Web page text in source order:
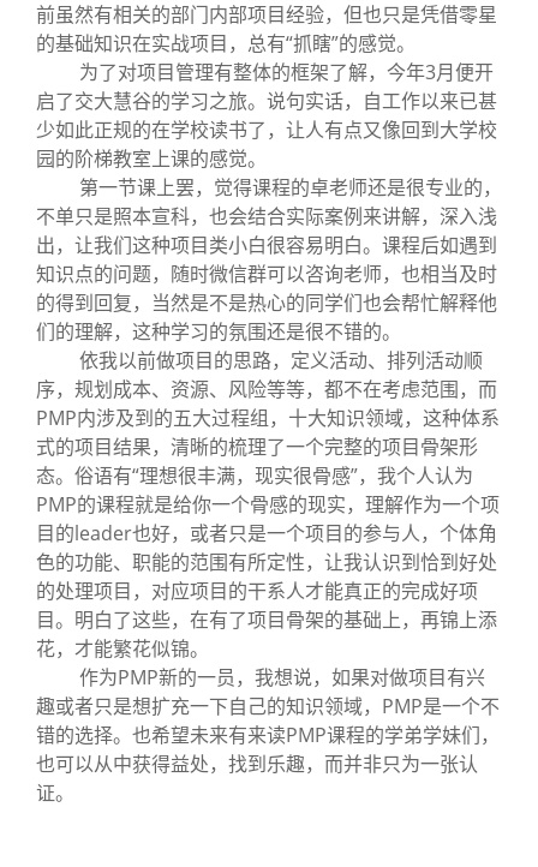
前虽然有相关的部门内部项目经验，但也只是凭借零星
的基础知识在实战项目，总有“抓瞎”的感觉。
为了对项目管理有整体的框架了解，今年3月便开
启了交大慧谷的学习之旅。说句实话，自工作以来已甚
少如此正规的在学校读书了，让人有点又像回到大学校
园的阶梯教室上课的感觉。
第一节课上罢，觉得课程的卓老师还是很专业的，
不单只是照本宣科，也会结合实际案例来讲解，深入浅
出，让我们这种项目类小白很容易明白。课程后如遇到
知识点的问题，随时微信群可以咨询老师，也相当及时
的得到回复，当然是不是热心的同学们也会帮忙解释他
们的理解，这种学习的氛围还是很不错的。
依我以前做项目的思路，定义活动、排列活动顺
序，规划成本、资源、风险等等，都不在考虑范围，而
PMP内涉及到的五大过程组，十大知识领域，这种体系
式的项目结果，清晰的梳理了一个完整的项目骨架形
态。俗语有“理想很丰满，现实很骨感”，我个人认为
PMP的课程就是给你一个骨感的现实，理解作为一个项
目的leader也好，或者只是一个项目的参与人，个体角
色的功能、职能的范围有所定性，让我认识到恰到好处
的处理项目，对应项目的干系人才能真正的完成好项
目。明白了这些，在有了项目骨架的基础上，再锦上添
花，才能繁花似锦。
作为PMP新的一员，我想说，如果对做项目有兴
趣或者只是想扩充一下自己的知识领域，PMP是一个不
错的选择。也希望未来有来读PMP课程的学弟学妹们，
也可以从中获得益处，找到乐趣，而并非只为一张认
证。